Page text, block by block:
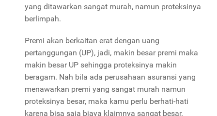
yang ditawarkan sangat murah, namun proteksinya
berlimpah.
Premi akan berkaitan erat dengan uang
pertanggungan (UP), jadi, makin besar premi maka
makin besar UP sehingga proteksinya makin
beragam. Nah bila ada perusahaan asuransi yang
menawarkan premi yang sangat murah namun
proteksinya besar, maka kamu perlu berhati-hati
karena bisa saja biaya klaimnya sangat besar.